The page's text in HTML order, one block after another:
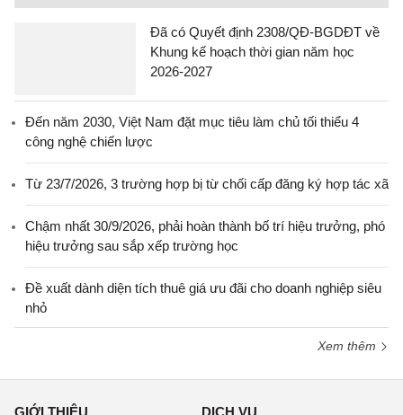
Đã có Quyết định 2308/QĐ-BGDĐT về
Khung kế hoạch thời gian năm học
2026-2027
Đến năm 2030, Việt Nam đặt mục tiêu làm chủ tối thiểu 4
công nghệ chiến lược
Từ 23/7/2026, 3 trường hợp bị từ chối cấp đăng ký hợp tác xã
Chậm nhất 30/9/2026, phải hoàn thành bố trí hiệu trưởng, phó
hiệu trưởng sau sắp xếp trường học
Đề xuất dành diện tích thuê giá ưu đãi cho doanh nghiệp siêu
nhỏ
Xem thêm
GIỚI THIỆU DỊCH VỤ